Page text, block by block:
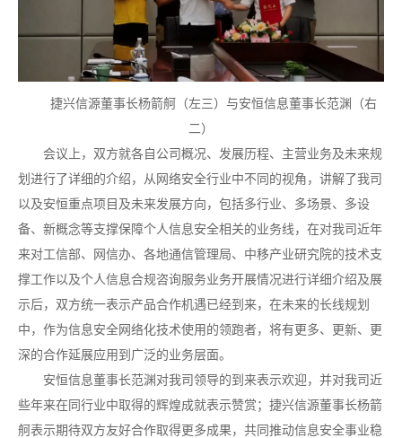
捷兴信源董事长杨箭舸（左三）与安恒信息董事长范渊（右
二）
会议上，双方就各自公司概况、发展历程、主营业务及未来规
划进行了详细的介绍，从网络安全行业中不同的视角，讲解了我司
以及安恒重点项目及未来发展方向，包括多行业、多场景、多设
备、新概念等支撑保障个人信息安全相关的业务线，在对我司近年
来对工信部、网信办、各地通信管理局、中移产业研究院的技术支
撑工作以及个人信息合规咨询服务业务开展情况进行详细介绍及展
示后，双方统一表示产品合作机遇已经到来，在未来的长线规划
中，作为信息安全网络化技术使用的领跑者，将有更多、更新、更
深的合作延展应用到广泛的业务层面。
安恒信息董事长范渊对我司领导的到来表示欢迎，并对我司近
些年来在同行业中取得的辉煌成就表示赞赏；捷兴信源董事长杨箭
舸表示期待双方友好合作取得更多成果，共同推动信息安全事业稳